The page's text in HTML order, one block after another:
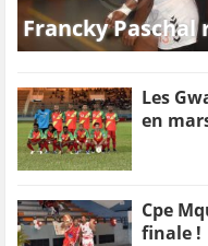
Francky Paschal
Les
en
Cpe
finale !